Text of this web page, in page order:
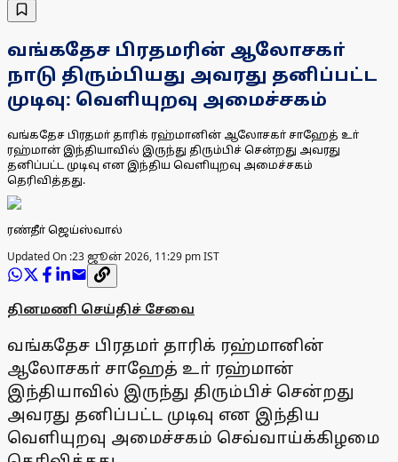
வங்கதேச பிரதமரின் ஆலோசகா்
நாடு திரும்பியது அவரது தனிப்பட்ட
முடிவு: வெளியுறவு அமைச்சகம்
வங்கதேச பிரதமா் தாரிக் ரஹ்மானின் ஆலோசகா் சாஹேத் உா்
ரஹ்மான் இந்தியாவில் இருந்து திரும்பிச் சென்றது அவரது
தனிப்பட்ட முடிவு என இந்திய வெளியுறவு அமைச்சகம்
தெரிவித்தது.
ரண்தீா் ஜெய்ஸ்வால்
Updated On :23 ஜூன் 2026, 11:29 pm IST
தினமணி செய்திச் சேவை
வங்கதேச பிரதமா் தாரிக் ரஹ்மானின்
ஆலோசகா் சாஹேத் உா் ரஹ்மான்
இந்தியாவில் இருந்து திரும்பிச் சென்றது
அவரது தனிப்பட்ட முடிவு என இந்திய
வெளியுறவு அமைச்சகம் செவ்வாய்க்கிழமை